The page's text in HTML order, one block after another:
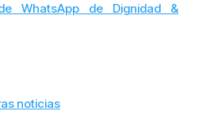
WhatsApp de Dignidad &
noticias